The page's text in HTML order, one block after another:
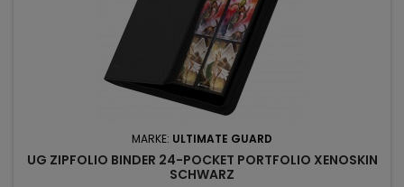
MARKE: ULTIMATE GUARD
UG ZIPFOLIO BINDER 24-POCKET PORTFOLIO XENOSKIN
SCHWARZ